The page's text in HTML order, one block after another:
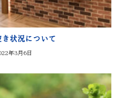
き状況について
年3月6日